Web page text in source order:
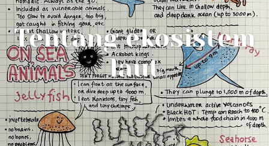
Tentang ekosistem
laut